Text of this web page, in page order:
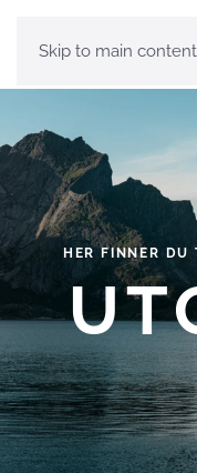
Skip to main content
HER FINNER DU